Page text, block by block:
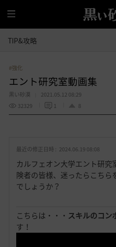
全
体
TIP&攻略
#強化
エント研究室動画集
黒い砂漠
2021.05.12 08:29
32329
1 8
最近の修正日時 : 2024.06.19 08:08
カルフェオン大学エント研究
険者の皆様、迷ったらこちら
でしょうか？
こちらは・・・ スキルのコン
す！